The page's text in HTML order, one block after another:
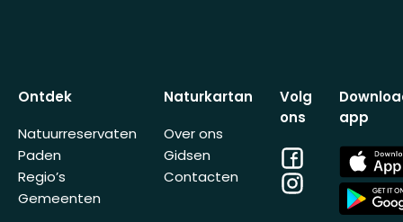
Ontdek
Natuurreservaten
Paden
Regio’s
Gemeenten
Naturkartan
Over ons
Gidsen
Contacten
Volg
ons
Facebook
Instagram
app
App
Store
App
Store